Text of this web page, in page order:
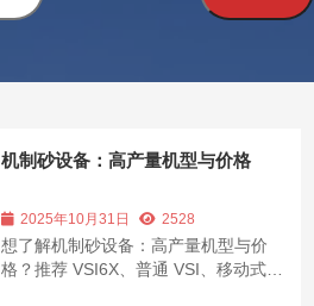
机制砂设备：高产量机型与价格
2025年10月31日 2528
想了解机制砂设备：高产量机型与价
格？推荐 VSI6X、普通 VSI、移动式等